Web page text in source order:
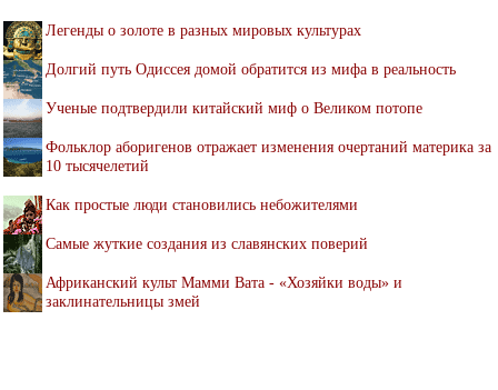
Легенды о золоте в разных мировых культурах
Долгий путь Одиссея домой обратится из мифа в реальность
Ученые подтвердили китайский миф о Великом потопе
Фольклор аборигенов отражает изменения очертаний материка за
10 тысячелетий
Как простые люди становились небожителями
Самые жуткие создания из славянских поверий
Африканский культ Мамми Вата - «Хозяйки воды» и
заклинательницы змей